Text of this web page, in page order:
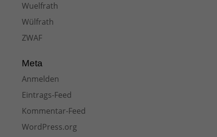
Wuelfrath
Wülfrath
ZWAF
Meta
Anmelden
Eintrags-Feed
Kommentar-Feed
WordPress.org